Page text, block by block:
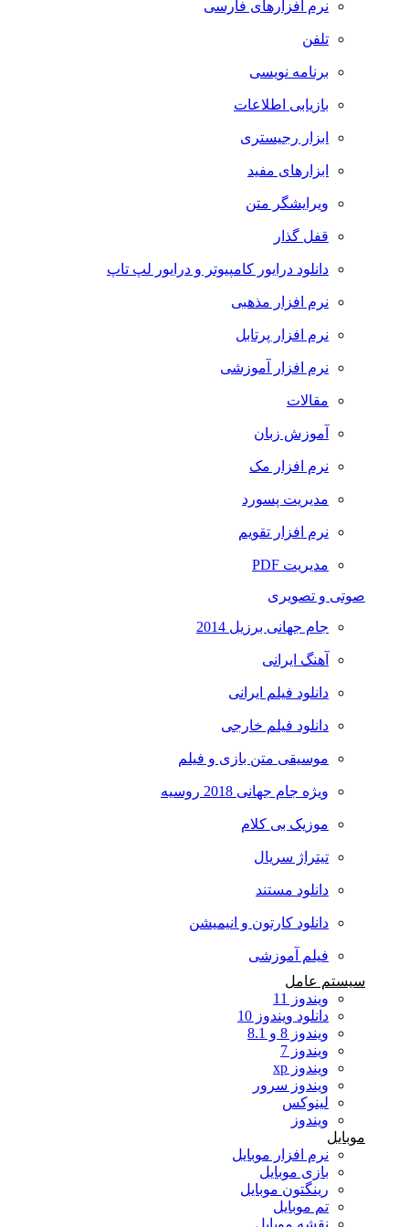
نرم افزارهای فارسی
تلفن
برنامه نویسی
بازیابی اطلاعات
ابزار رجیستری
ابزارهای مفید
ویرایشگر متن
قفل گذار
دانلود درایور کامپیوتر و درایور لپ تاپ
نرم افزار مذهبی
نرم افزار پرتابل
نرم افزار آموزشی
مقالات
آموزش زبان
نرم افزار مک
مدیریت پسورد
نرم افزار تقویم
مدیریت PDF
صوتی و تصویری
جام جهانی برزیل 2014
آهنگ ایرانی
دانلود فیلم ایرانی
دانلود فیلم خارجی
موسیقی متن بازی و فیلم
ویژه جام جهانی 2018 روسیه
موزیک بی کلام
تیتراژ سریال
دانلود مستند
دانلود کارتون و انیمیشن
فیلم آموزشی
سیستم عامل
ویندوز 11
دانلود ویندوز 10
ویندوز 8 و 8.1
ویندوز 7
ویندوز xp
ویندوز سرور
لینوکس
ویندوز
موبایل
نرم افزار موبایل
بازی موبایل
رینگتون موبایل
تم موبایل
نقشه موبایل